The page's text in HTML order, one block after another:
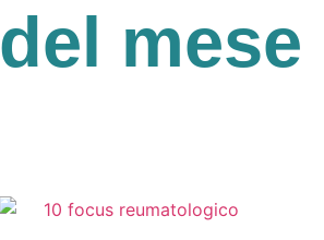
del mese